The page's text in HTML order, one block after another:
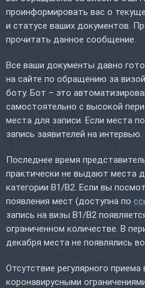
проинформировать вас о
и статусе ваших документов.
прочитать данное сообщение.
Все ваши документы давно
на сайте по обращению за
боту. Бот – это
самостоятельно с высокой
места для записи. Если места
запись заявителей на интервью.
Последнее время
практически не выдают места
категории B1/B2. Если вы
появления мест (доступна по
запись на визы B1/B2
ограниченном количестве. В
декабря места не появлялись
Отсутствие регулярного
коронавирусными